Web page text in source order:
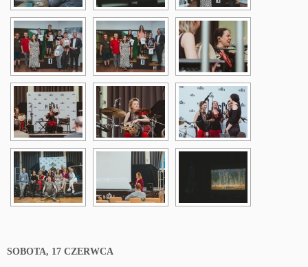
SOBOTA, 17 CZERWCA